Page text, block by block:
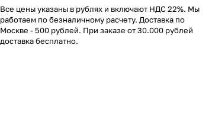
Все цены указаны в рублях и включают НДС 22%. Мы
работаем по безналичному расчету. Доставка по
Москве - 500 рублей. При заказе от 30.000 рублей
доставка бесплатно.